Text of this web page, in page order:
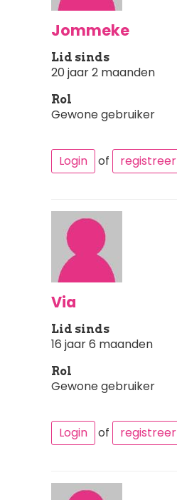
Jommeke
Lid sinds
20 jaar 2 maanden
Rol
Gewone gebruiker
Login of registreer
Via
Lid sinds
16 jaar 6 maanden
Rol
Gewone gebruiker
Login of registreer